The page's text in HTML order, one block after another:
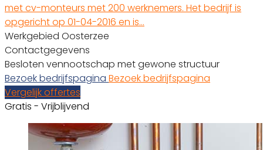
met cv-monteurs met 200 werknemers. Het bedrijf is
opgericht op 01-04-2016 en is…
Werkgebied Oosterzee
Contactgegevens
Besloten vennootschap met gewone structuur
Bezoek bedrijfspagina Bezoek bedrijfspagina
Vergelijk offertes
Gratis - Vrijblijvend